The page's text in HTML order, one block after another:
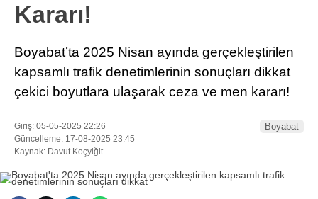
Kararı!
Boyabat’ta 2025 Nisan ayında gerçekleştirilen
kapsamlı trafik denetimlerinin sonuçları dikkat
çekici boyutlara ulaşarak ceza ve men kararı!
Giriş: 05-05-2025 22:26
Güncelleme: 17-08-2025 23:45
Kaynak: Davut Koçyiğit
Boyabat